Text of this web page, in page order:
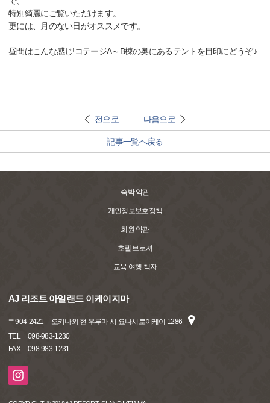
特別綺麗にご覧いただけます。
更には、月のない日がオススメです。
昼間はこんな感じ!コテージA～B棟の奥にあるテントを目印にどうぞ♪
전으로 다음으로
記事一覧へ戻る
숙박 약관
개인정보보호정책
회원 약관
호텔 브로셔
교육 여행 책자
AJ 리조트 아일랜드 이케이지마
〒904-2421
오키나와 현 우루마 시 요나시로이케이 1286
TEL
098-983-1230
FAX
098-983-1231